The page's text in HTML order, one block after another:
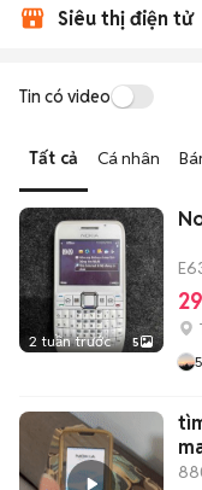
Siêu thị điện tử
Tin có video
Tất cả Cá nhân
2 tuần trước 5